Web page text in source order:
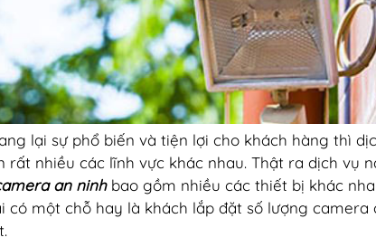
lại sự phổ biến và tiện lợi cho khách hàng thì
rất nhiều các lĩnh vực khác nhau. Thật ra dịch vụ
an ninhbao gồm nhiều các thiết bị khác
có một chỗ hay là khách lắp đặt số lượng